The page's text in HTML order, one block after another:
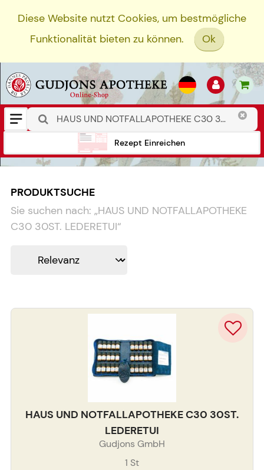
Diese Website nutzt Cookies, um bestmögliche
Funktionalität bieten zu können.
Ok
Rezept Einreichen
PRODUKTSUCHE
Sie suchen nach: „HAUS UND NOTFALLAPOTHEKE
C30 30ST. LEDERETUI“
HAUS UND NOTFALLAPOTHEKE C30 30ST.
LEDERETUI
Gudjons GmbH
1 St